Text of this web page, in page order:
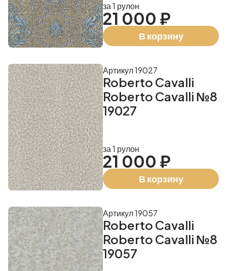
за 1 рулон
21 000 ₽
В корзину
Roberto Cavalli
Roberto Cavalli №8
19027
Артикул 19027
за 1 рулон
21 000 ₽
В корзину
Roberto Cavalli
Roberto Cavalli №8
19057
Артикул 19057